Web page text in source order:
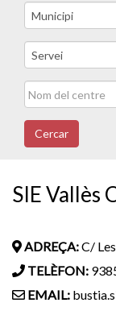
Cercar
SIE Vallès
ADREÇA:C/
TELÈFON:
EMAIL: